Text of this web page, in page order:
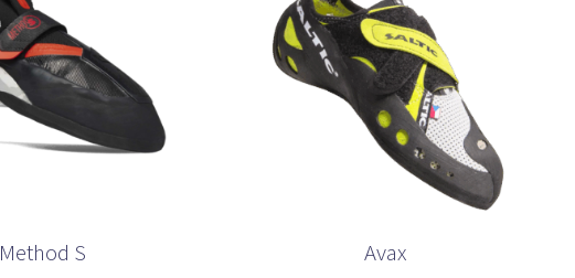
Method S Avax